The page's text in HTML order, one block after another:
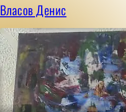
Власов Денис